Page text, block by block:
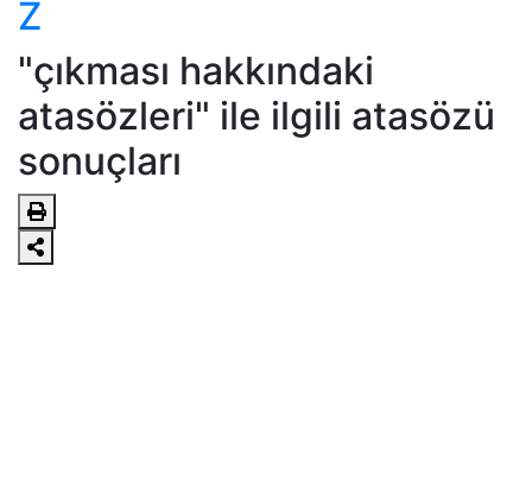
Z
"çıkması hakkındaki
atasözleri" ile ilgili atasözü
sonuçları